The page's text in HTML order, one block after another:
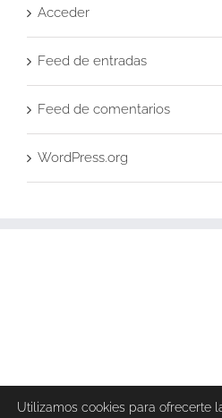
Acceder
Feed de entradas
Feed de comentarios
WordPress.org
Utilizamos cookies para ofrecerte